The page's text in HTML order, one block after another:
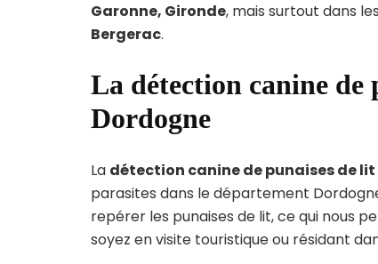
Garonne, Gironde, mais surtout dans
Bergerac.
La détection canine de
Dordogne
La détection canine de punaises de lit
parasites dans le département
repérer les punaises de lit, ce qui nous
soyez en visite touristique ou résidant